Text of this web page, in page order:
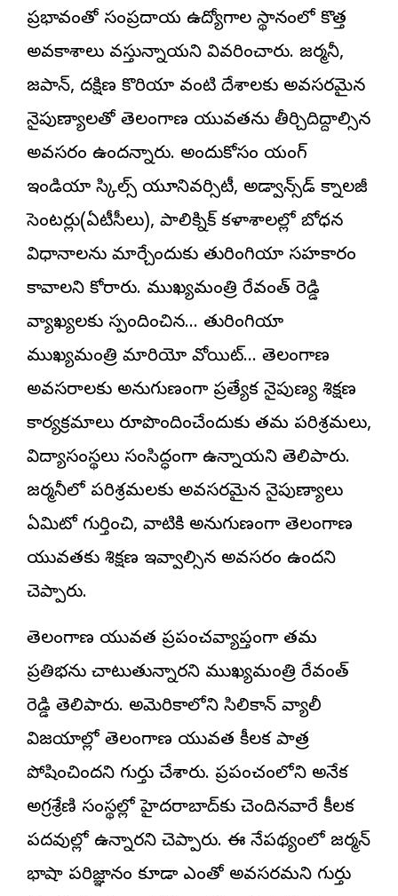
ప్రభావంతో సంప్రదాయ ఉద్యోగాల స్థానంలో కొత్త
అవకాశాలు వస్తున్నాయని వివరించారు. జర్మనీ,
జపాన్, దక్షిణ కొరియా వంటి దేశాలకు అవసరమైన
నైపుణ్యాలతో తెలంగాణ యువతను తీర్చిదిద్దాల్సిన
అవసరం ఉందన్నారు. అందుకోసం యంగ్
ఇండియా స్కిల్స్ యూనివర్సిటీ, అడ్వాన్స్‌డ్ టెక్నాలజీ
సెంటర్లు(ఏటీసీలు), పాలిటెక్నిక్ కళాశాలల్లో బోధన
విధానాలను మార్చేందుకు తురింగియా సహకారం
కావాలని కోరారు. ముఖ్యమంత్రి రేవంత్ రెడ్డి
వ్యాఖ్యలకు స్పందించిన… తురింగియా
ముఖ్యమంత్రి మారియో వోయిట్… తెలంగాణ
అవసరాలకు అనుగుణంగా ప్రత్యేక నైపుణ్య శిక్షణ
కార్యక్రమాలు రూపొందించేందుకు తమ పరిశ్రమలు,
విద్యాసంస్థలు సంసిద్ధంగా ఉన్నాయని తెలిపారు.
జర్మనీలో పరిశ్రమలకు అవసరమైన నైపుణ్యాలు
ఏమిటో గుర్తించి, వాటికి అనుగుణంగా తెలంగాణ
యువతకు శిక్షణ ఇవ్వాల్సిన అవసరం ఉందని
చెప్పారు.
తెలంగాణ యువత ప్రపంచవ్యాప్తంగా తమ
ప్రతిభను చాటుతున్నారని ముఖ్యమంత్రి రేవంత్
రెడ్డి తెలిపారు. అమెరికాలోని సిలికాన్ వ్యాలీ
విజయాల్లో తెలంగాణ యువత కీలక పాత్ర
పోషించిందని గుర్తు చేశారు. ప్రపంచంలోని అనేక
అగ్రశ్రేణి సంస్థల్లో హైదరాబాద్‌కు చెందినవారే కీలక
పదవుల్లో ఉన్నారని చెప్పారు. ఈ నేపథ్యంలో జర్మన్
భాషా పరిజ్ఞానం కూడా ఎంతో అవసరమని గుర్తు